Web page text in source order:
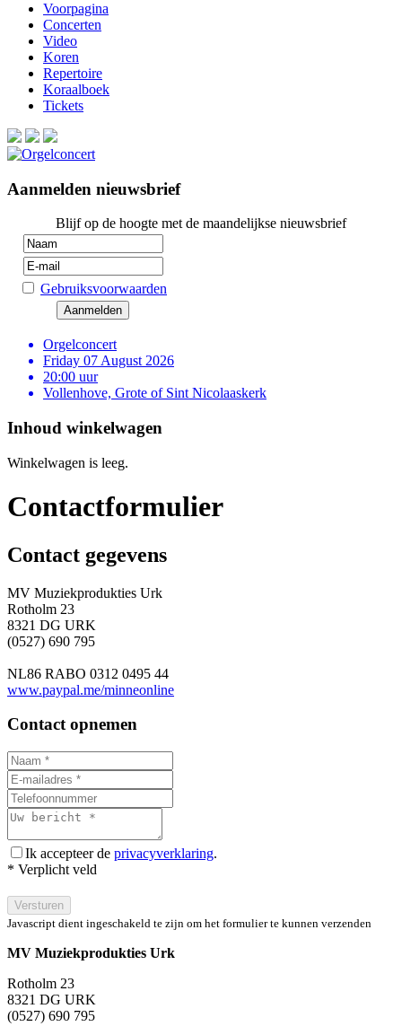
Voorpagina
Concerten
Video
Koren
Repertoire
Koraalboek
Tickets
Aanmelden nieuwsbrief
Blijf op de hoogte met de maandelijkse nieuwsbrief
Gebruiksvoorwaarden
Orgelconcert
Friday 07 August 2026
20:00 uur
Vollenhove, Grote of Sint Nicolaaskerk
Inhoud winkelwagen
Winkelwagen is leeg.
Contactformulier
Contact gegevens
MV Muziekprodukties Urk
Rotholm 23
8321 DG URK
(0527) 690 795
NL86 RABO 0312 0495 44
www.paypal.me/minneonline
Contact opnemen
Ik accepteer de privacyverklaring.
* Verplicht veld
Versturen
Javascript dient ingeschakeld te zijn om het formulier te kunnen verzenden
MV Muziekprodukties Urk
Rotholm 23
8321 DG URK
(0527) 690 795